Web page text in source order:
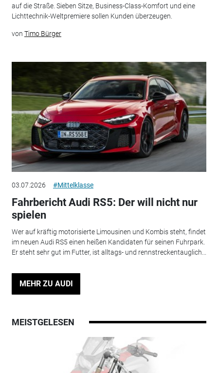
auf die Straße. Sieben Sitze, Business-Class-Komfort und eine
Lichttechnik-Weltpremiere sollen Kunden überzeugen.
von Timo Bürger
03.07.2026 #Mittelklasse
Fahrbericht Audi RS5: Der will nicht nur
spielen
Wer auf kräftig motorisierte Limousinen und Kombis steht, findet
im neuen Audi RS5 einen heißen Kandidaten für seinen Fuhrpark.
Er steht sehr gut im Futter, ist alltags- und rennstreckentauglich...
MEHR ZU AUDI
MEISTGELESEN